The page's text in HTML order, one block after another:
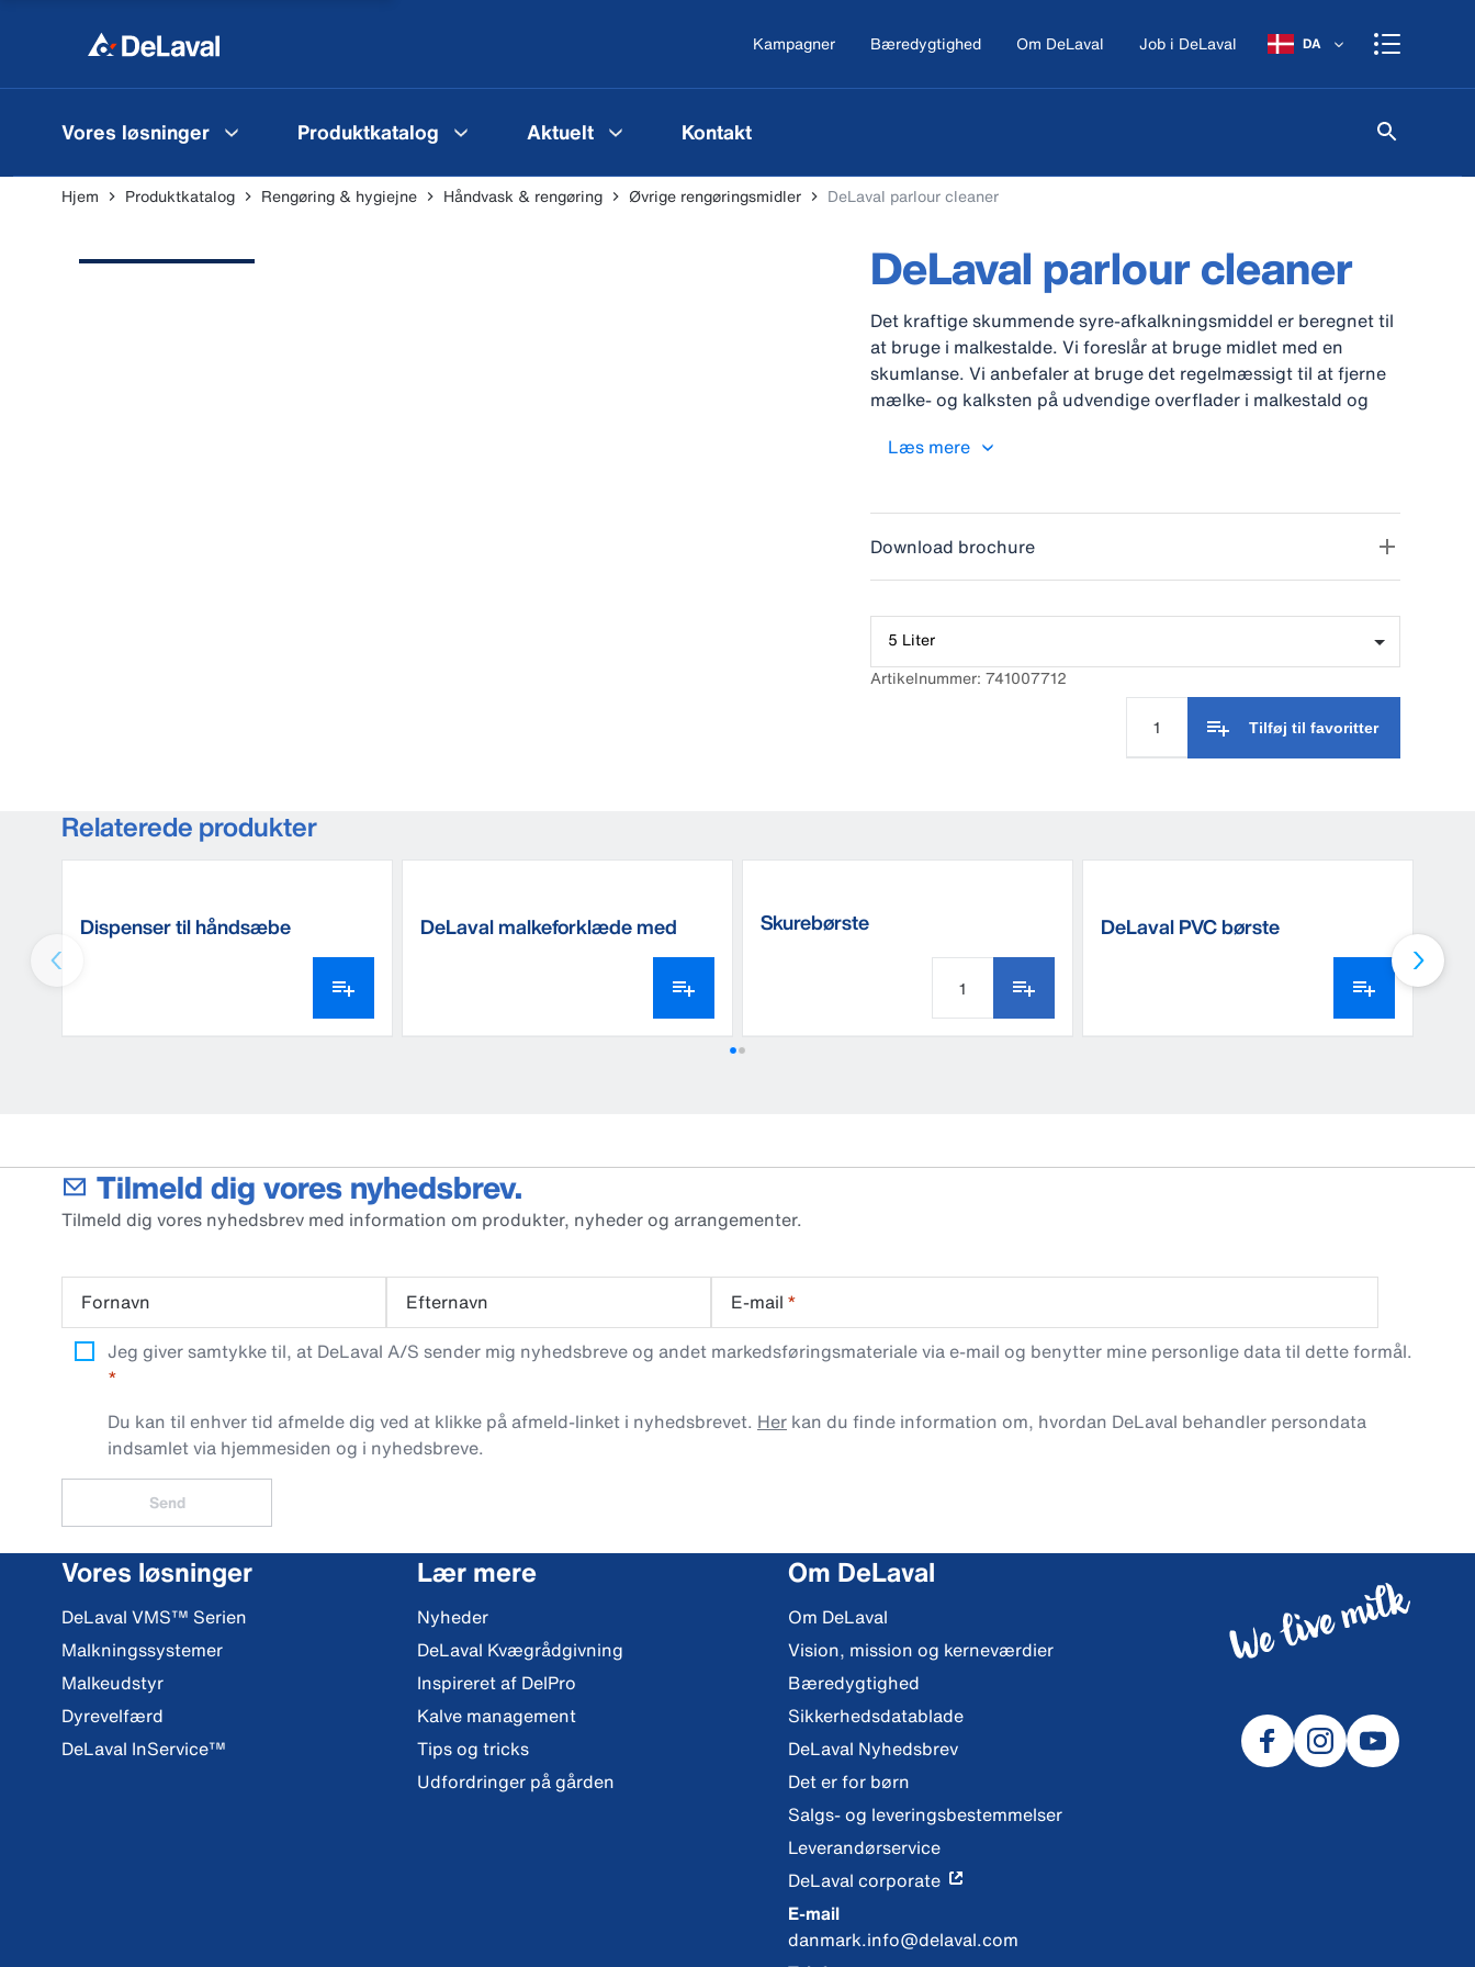
Kampagner Bæredygtighed Om DeLaval Job i DeLaval DA
Vores løsninger Produktkatalog Aktuelt Kontakt
Hjem Produktkatalog Rengøring & hygiejne Håndvask & rengøring Øvrige rengøringsmidler DeLaval parlour cleaner
DeLaval parlour cleaner
Det kraftige skummende syre-afkalkningsmiddel er beregnet til
at bruge i malkestalde. Vi foreslår at bruge midlet med en
skumlanse. Vi anbefaler at bruge det regelmæssigt til at fjerne
mælke- og kalksten på udvendige overflader i malkestald og
Læs mere
Download brochure
5 Liter
Artikelnummer: 741007712
Tilføj til favoritter
Relaterede produkter
Dispenser til håndsæbe
DeLaval malkeforklæde med
Skurebørste DeLaval PVC børste
Tilmeld dig vores nyhedsbrev.
Tilmeld dig vores nyhedsbrev med information om produkter, nyheder og arrangementer.
Fornavn Efternavn E-mail *
Jeg giver samtykke til, at DeLaval A/S sender mig nyhedsbreve og andet markedsføringsmateriale via e-mail og benytter mine personlige data til dette formål.
Du kan til enhver tid afmelde dig ved at klikke på afmeld-linket i nyhedsbrevet. Her kan du finde information om, hvordan DeLaval behandler persondata
indsamlet via hjemmesiden og i nyhedsbreve.
Send
Vores løsninger
DeLaval VMS™ Serien
Malkningssystemer
Malkeudstyr
Dyrevelfærd
DeLaval InService™
Lær mere
Nyheder
DeLaval Kvægrådgivning
Inspireret af DelPro
Kalve management
Tips og tricks
Udfordringer på gården
Om DeLaval
Om DeLaval
Vision, mission og kerneværdier
Bæredygtighed
Sikkerhedsdatablade
DeLaval Nyhedsbrev
Det er for børn
Salgs- og leveringsbestemmelser
Leverandørservice
DeLaval corporate
E-mail
danmark.info@delaval.com